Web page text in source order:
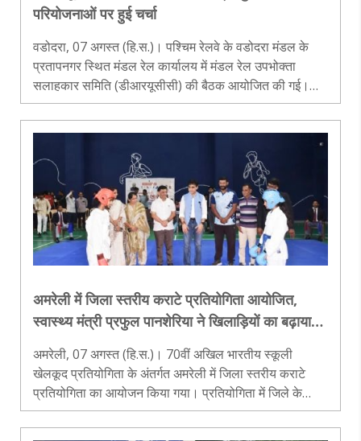
परियोजनाओं पर हुई चर्चा
वडोदरा, 07 अगस्त (हि.स.)। पश्चिम रेलवे के वडोदरा मंडल के
प्रतापनगर स्थित मंडल रेल कार्यालय में मंडल रेल उपभोक्ता
सलाहकार समिति (डीआरयूसीसी) की बैठक आयोजित की गई।
बैठक की अध्यक्षता मंडल रेल प्रबंधक राजू भडके ने की। बैठक के
प्रारंभ में समिति के सचिव..
अमरेली में जिला स्तरीय कराटे प्रतियोगिता आयोजित,
स्वास्थ्य मंत्री प्रफुल पानशेरिया ने खिलाड़ियों का बढ़ाया
उत्साह
अमरेली, 07 अगस्त (हि.स.)। 70वीं अखिल भारतीय स्कूली
खेलकूद प्रतियोगिता के अंतर्गत अमरेली में जिला स्तरीय कराटे
प्रतियोगिता का आयोजन किया गया। प्रतियोगिता में जिले के
विभिन्न विद्यालयों के छात्र-छात्राओं ने उत्साहपूर्वक भाग लेकर
अपनी प्रतिभा का प्रदर..